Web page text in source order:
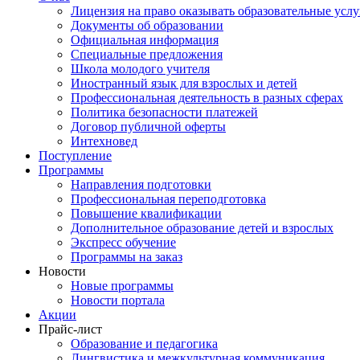
Лицензия на право оказывать образовательные
Документы об образовании
Официальная информация
Специальные предложения
Школа молодого учителя
Иностранный язык для взрослых и детей
Профессиональная деятельность в разных сферах
Политика безопасности платежей
Договор публичной оферты
Интехновед
Поступление
Программы
Направления подготовки
Профессиональная переподготовка
Повышение квалификации
Дополнительное образование детей и взрослых
Экспресс обучение
Программы на заказ
Новости
Новые программы
Новости портала
Акции
Прайс-лист
Образование и педагогика